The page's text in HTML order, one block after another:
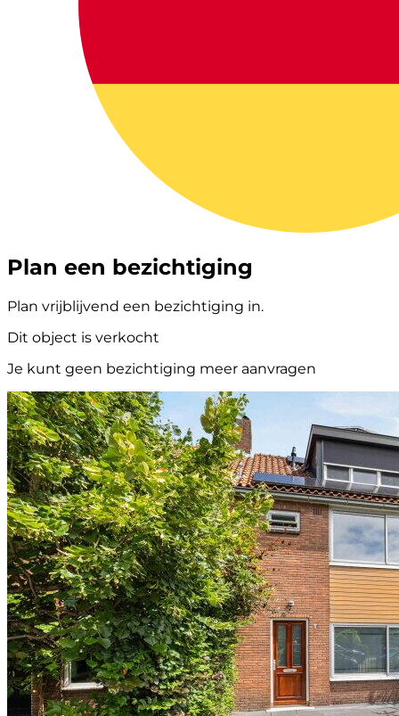
Plan een bezichtiging
Plan vrijblijvend een bezichtiging in.
Dit object is verkocht
Je kunt geen bezichtiging meer aanvragen